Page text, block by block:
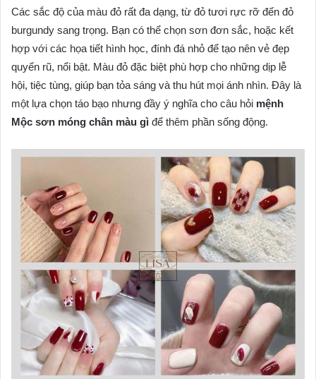
Các sắc độ của màu đỏ rất đa dạng, từ đỏ tươi rực rỡ đến đỏ
burgundy sang trọng. Bạn có thể chọn sơn đơn sắc, hoặc kết
hợp với các họa tiết hình học, đính đá nhỏ để tạo nên vẻ đẹp
quyến rũ, nổi bật. Màu đỏ đặc biệt phù hợp cho những dịp lễ
hội, tiệc tùng, giúp bạn tỏa sáng và thu hút mọi ánh nhìn. Đây là
một lựa chọn táo bạo nhưng đầy ý nghĩa cho câu hỏi mệnh
Mộc sơn móng chân màu gì để thêm phần sống động.